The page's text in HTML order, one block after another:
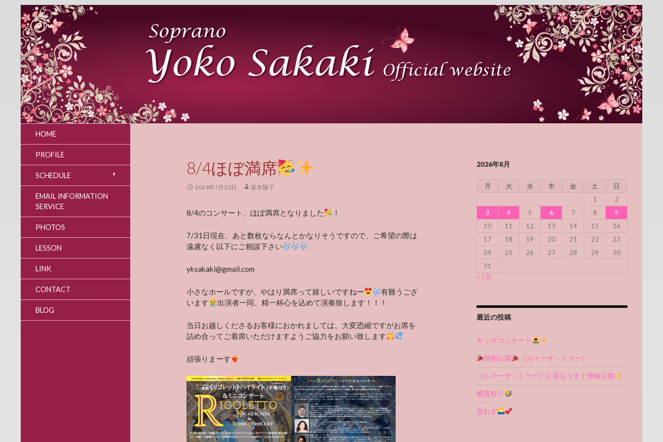
8/4ほぼ満席
2024年7月31日 坂木陽子
8/4のコンサート、ほぼ満席となりました ！
7/31日現在、あと数枚ならなんとかなりそうですので、ご希望の際は
遠慮なく以下にご相談下さい
yksakaki@gmail.com
小さなホールですが、やはり満席って嬉しいですねー
有難うござ
います
出演者一同、精一杯心を込めて演奏致します！！！
当日お越しくださるお客様におかれましては、大変恐縮ですがお席を
詰め合ってご着席いただけますようご協力をお願い致します
頑張りまーす
2026年8月
月 火 水 木 金 土
日
1
2
3
4 5 6 7 8
9
10
11 12 13 14 15
16
17
18 19 20 21 22
23
24
25 26 27 28 29
30
31
« 7月
最近の投稿
キッズコンサート
情報公開 《ルイーザ・ミラー》
《ルイーザ・ミラー》公演もうすぐ情報公開
糖質祭り
思わず
HOME
PROFILE
SCHEDULE
EMAIL INFORMATION
SERVICE
PHOTOS
LESSON
LINK
CONTACT
BLOG